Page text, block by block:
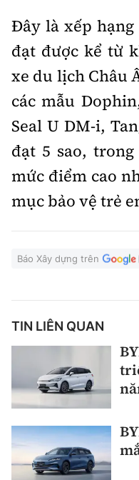
Đây là xếp hạng
đạt được kể từ
xe du lịch Châu
các mẫu
Seal U DM-i,
đạt 5 sao,
mức điểm cao
mục bảo vệ trẻ
Báo Xây dựng trên
TIN LIÊN QUAN